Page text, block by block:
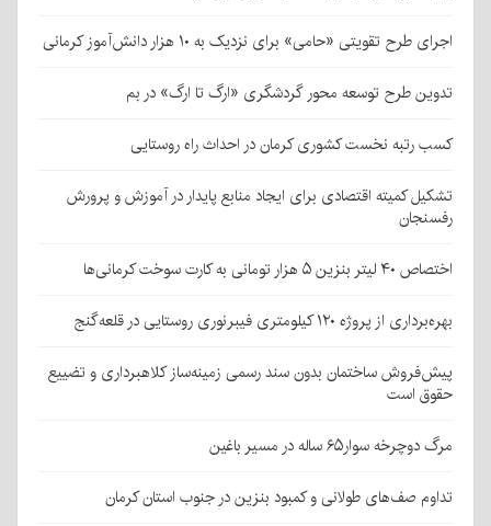
اجرای طرح تقویتی «حامی» برای نزدیک به ۱۰ هزار دانش‌آموز کرمانی
تدوین طرح توسعه محور گردشگری «ارگ تا ارگ» در بم
کسب رتبه نخست کشوری کرمان در احداث راه روستایی
تشکیل کمیته اقتصادی برای ایجاد منابع پایدار در آموزش و پرورش
رفسنجان
اختصاص ۴۰ لیتر بنزین ۵ هزار تومانی به کارت سوخت کرمانی‌ها
بهره‌برداری از پروژه ۱۲۰ کیلومتری فیبرنوری روستایی در قلعه‌گنج
پیش‌فروش ساختمان بدون سند رسمی زمینه‌ساز کلاهبرداری و تضییع
حقوق است
مرگ دوچرخه سوار۶۵ ساله در مسیر باغین
تداوم صف‌های طولانی و کمبود بنزین در جنوب استان کرمان